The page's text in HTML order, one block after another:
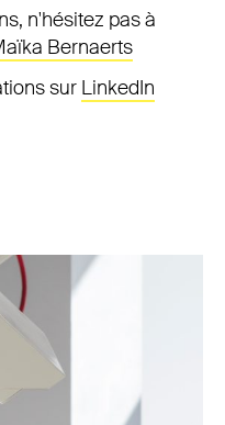
n'hésitez pas à
Bernaerts
sur LinkedIn